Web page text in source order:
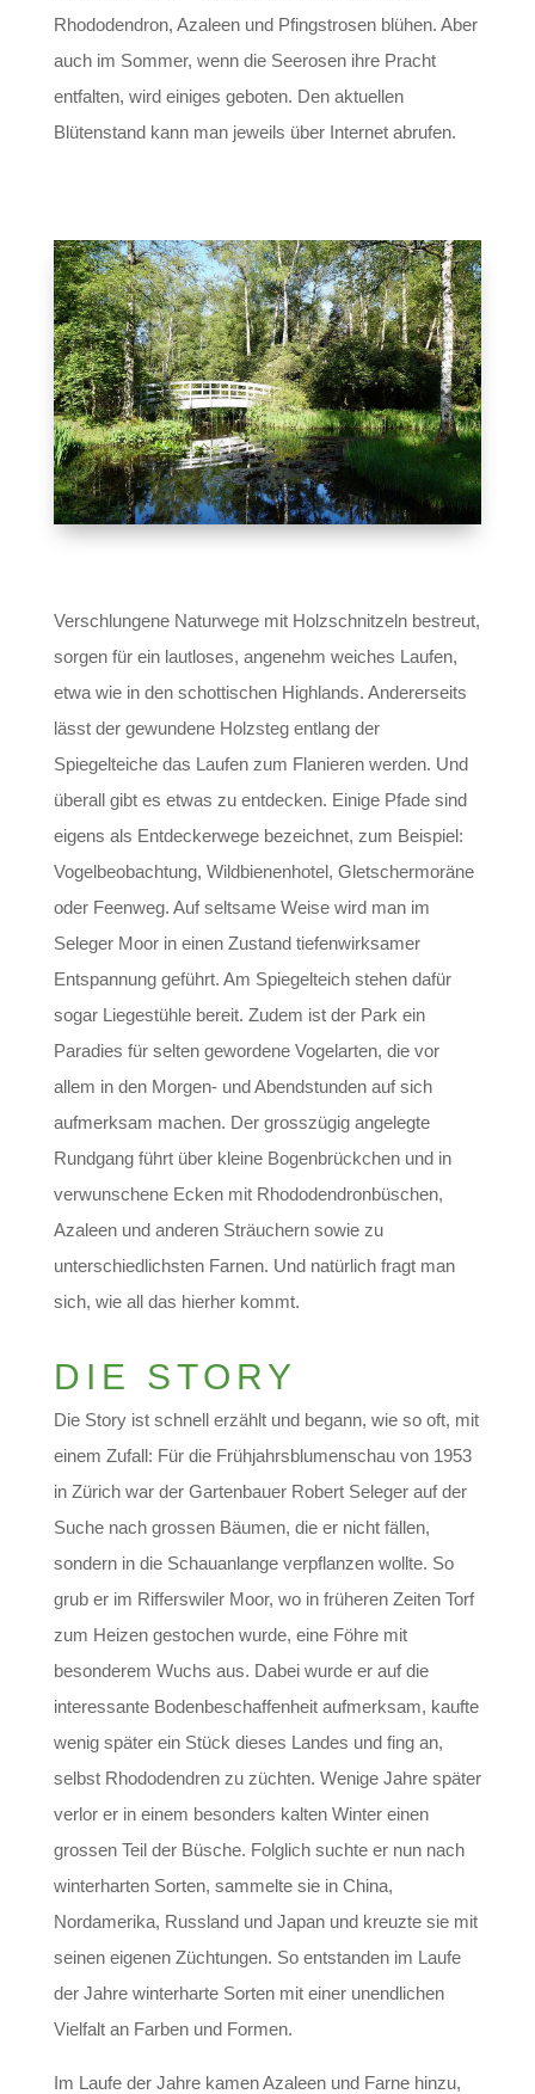
Rhododendron, Azaleen und Pfingstrosen blühen. Aber
auch im Sommer, wenn die Seerosen ihre Pracht
entfalten, wird einiges geboten. Den aktuellen
Blütenstand kann man jeweils über Internet abrufen.
Verschlungene Naturwege mit Holzschnitzeln bestreut,
sorgen für ein lautloses, angenehm weiches Laufen,
etwa wie in den schottischen Highlands. Andererseits
lässt der gewundene Holzsteg entlang der
Spiegelteiche das Laufen zum Flanieren werden. Und
überall gibt es etwas zu entdecken. Einige Pfade sind
eigens als Entdeckerwege bezeichnet, zum Beispiel:
Vogelbeobachtung, Wildbienenhotel, Gletschermoräne
oder Feenweg. Auf seltsame Weise wird man im
Seleger Moor in einen Zustand tiefenwirksamer
Entspannung geführt. Am Spiegelteich stehen dafür
sogar Liegestühle bereit. Zudem ist der Park ein
Paradies für selten gewordene Vogelarten, die vor
allem in den Morgen- und Abendstunden auf sich
aufmerksam machen. Der grosszügig angelegte
Rundgang führt über kleine Bogenbrückchen und in
verwunschene Ecken mit Rhododendronbüschen,
Azaleen und anderen Sträuchern sowie zu
unterschiedlichsten Farnen. Und natürlich fragt man
sich, wie all das hierher kommt.
DIE STORY
Die Story ist schnell erzählt und begann, wie so oft, mit
einem Zufall: Für die Frühjahrsblumenschau von 1953
in Zürich war der Gartenbauer Robert Seleger auf der
Suche nach grossen Bäumen, die er nicht fällen,
sondern in die Schauanlange verpflanzen wollte. So
grub er im Rifferswiler Moor, wo in früheren Zeiten Torf
zum Heizen gestochen wurde, eine Föhre mit
besonderem Wuchs aus. Dabei wurde er auf die
interessante Bodenbeschaffenheit aufmerksam, kaufte
wenig später ein Stück dieses Landes und fing an,
selbst Rhododendren zu züchten. Wenige Jahre später
verlor er in einem besonders kalten Winter einen
grossen Teil der Büsche. Folglich suchte er nun nach
winterharten Sorten, sammelte sie in China,
Nordamerika, Russland und Japan und kreuzte sie mit
seinen eigenen Züchtungen. So entstanden im Laufe
der Jahre winterharte Sorten mit einer unendlichen
Vielfalt an Farben und Formen.
Im Laufe der Jahre kamen Azaleen und Farne hinzu,